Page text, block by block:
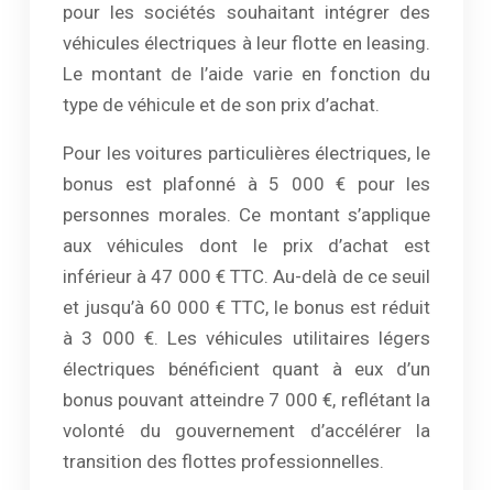
pour les sociétés souhaitant intégrer des
véhicules électriques à leur flotte en leasing.
Le montant de l’aide varie en fonction du
type de véhicule et de son prix d’achat.
Pour les voitures particulières électriques, le
bonus est plafonné à 5 000 € pour les
personnes morales. Ce montant s’applique
aux véhicules dont le prix d’achat est
inférieur à 47 000 € TTC. Au-delà de ce seuil
et jusqu’à 60 000 € TTC, le bonus est réduit
à 3 000 €. Les véhicules utilitaires légers
électriques bénéficient quant à eux d’un
bonus pouvant atteindre 7 000 €, reflétant la
volonté du gouvernement d’accélérer la
transition des flottes professionnelles.